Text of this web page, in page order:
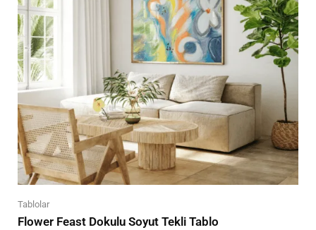
Tablolar
Flower Feast Dokulu Soyut Tekli Tablo